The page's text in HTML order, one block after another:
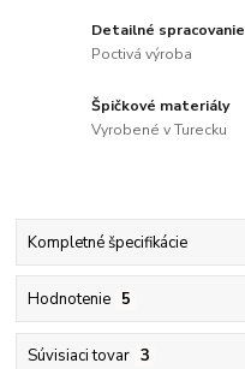
Detailné spracovanie
Poctivá výroba
Špičkové materiály
Vyrobené v Turecku
Kompletné špecifikácie
Hodnotenie 5
Súvisiaci tovar 3